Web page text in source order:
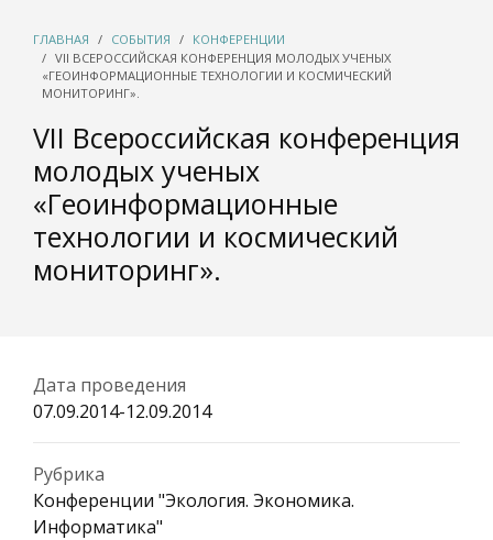
ГЛАВНАЯ СОБЫТИЯ
КОНФЕРЕНЦИИ
VII ВСЕРОССИЙСКАЯ КОНФЕРЕНЦИЯ МОЛОДЫХ УЧЕНЫХ
«ГЕОИНФОРМАЦИОННЫЕ ТЕХНОЛОГИИ И КОСМИЧЕСКИЙ
МОНИТОРИНГ».
VII Всероссийская конференция
молодых ученых
«Геоинформационные
технологии и космический
мониторинг».
Дата проведения
07.09.2014-12.09.2014
Рубрика
Конференции "Экология. Экономика.
Информатика"